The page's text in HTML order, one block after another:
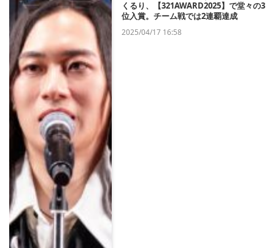
くるり、【321AWARD2025】で堂々の3
位入賞。チーム戦では2連覇達成
2025/04/17 16:58